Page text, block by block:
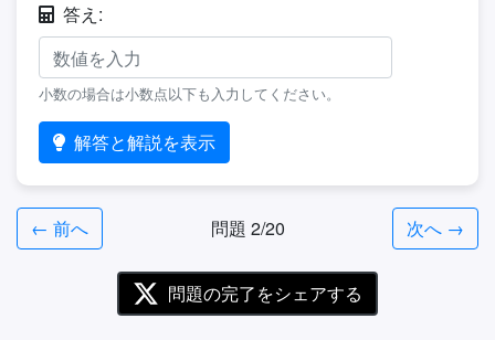
答え:
小数の場合は小数点以下も入力してください。
解答と解説を表示
← 前へ 問題 2/20 次へ →
問題の完了をシェアする